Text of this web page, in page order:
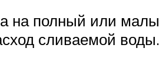
на полный или
сливаемой воды.